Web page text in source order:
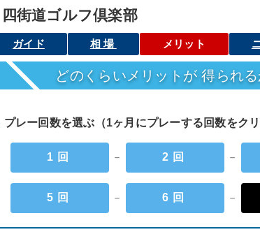
四街道ゴルフ倶楽部
ガイド 相場 メリット
どのくらいメリットが 得られ
プレー回数を選ぶ（1ヶ月にプレーする回数を
1回 － 2回 －
5回 － 6回 －